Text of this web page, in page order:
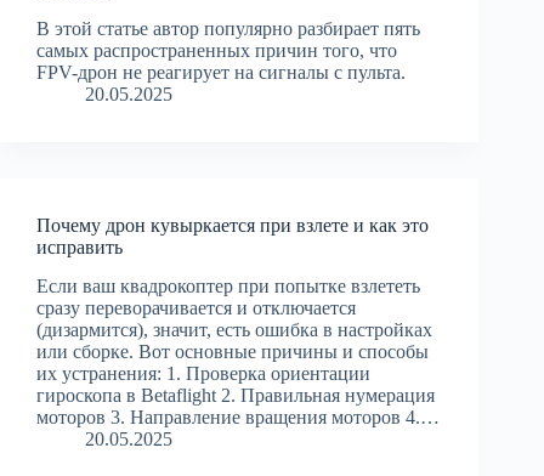
В этой статье автор популярно разбирает пять
самых распространенных причин того, что
FPV-дрон не реагирует на сигналы с пульта.
20.05.2025
Почему дрон кувыркается при взлете и как это
исправить
Если ваш квадрокоптер при попытке взлететь
сразу переворачивается и отключается
(дизармится), значит, есть ошибка в настройках
или сборке. Вот основные причины и способы
их устранения: 1. Проверка ориентации
гироскопа в Betaflight 2. Правильная нумерация
моторов 3. Направление вращения моторов 4.…
20.05.2025